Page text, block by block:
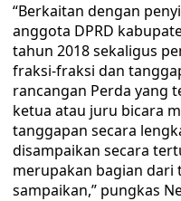
“Berkaitan dengan
anggota DPRD
tahun 2018 sekaligus
fraksi-fraksi dan
rancangan Perda yang
ketua atau juru bicara
tanggapan secara
disampaikan secara
merupakan bagian dari
sampaikan,” pungkas